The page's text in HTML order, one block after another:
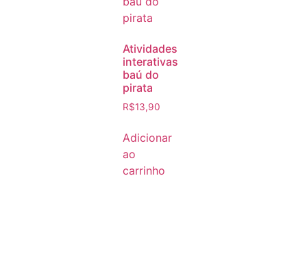
Atividades
interativas
baú do
pirata
R$13,90
Adicionar
ao
carrinho